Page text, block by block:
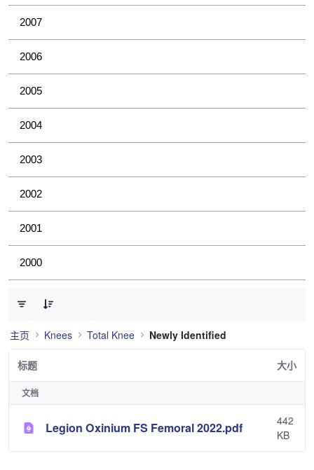
2007
2006
2005
2004
2003
2002
2001
2000
主页 Knees Total Knee Newly Identified
标题 大小
文档
Legion Oxinium FS Femoral 2022.pdf
442
KB